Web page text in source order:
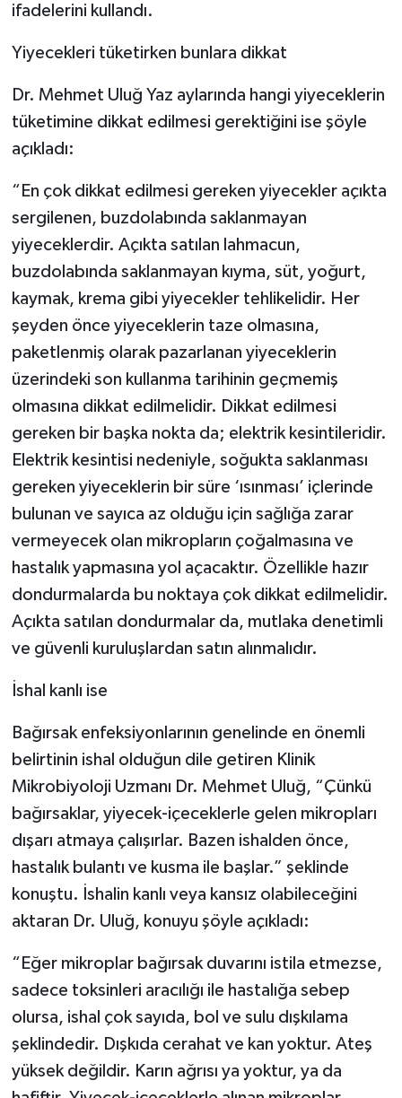
ifadelerini kullandı.
Yiyecekleri tüketirken bunlara dikkat
Dr. Mehmet Uluğ Yaz aylarında hangi yiyeceklerin
tüketimine dikkat edilmesi gerektiğini ise şöyle
açıkladı:
“En çok dikkat edilmesi gereken yiyecekler açıkta
sergilenen, buzdolabında saklanmayan
yiyeceklerdir. Açıkta satılan lahmacun,
buzdolabında saklanmayan kıyma, süt, yoğurt,
kaymak, krema gibi yiyecekler tehlikelidir. Her
şeyden önce yiyeceklerin taze olmasına,
paketlenmiş olarak pazarlanan yiyeceklerin
üzerindeki son kullanma tarihinin geçmemiş
olmasına dikkat edilmelidir. Dikkat edilmesi
gereken bir başka nokta da; elektrik kesintileridir.
Elektrik kesintisi nedeniyle, soğukta saklanması
gereken yiyeceklerin bir süre ‘ısınması’ içlerinde
bulunan ve sayıca az olduğu için sağlığa zarar
vermeyecek olan mikropların çoğalmasına ve
hastalık yapmasına yol açacaktır. Özellikle hazır
dondurmalarda bu noktaya çok dikkat edilmelidir.
Açıkta satılan dondurmalar da, mutlaka denetimli
ve güvenli kuruluşlardan satın alınmalıdır.
İshal kanlı ise
Bağırsak enfeksiyonlarının genelinde en önemli
belirtinin ishal olduğun dile getiren Klinik
Mikrobiyoloji Uzmanı Dr. Mehmet Uluğ, “Çünkü
bağırsaklar, yiyecek-içeceklerle gelen mikropları
dışarı atmaya çalışırlar. Bazen ishalden önce,
hastalık bulantı ve kusma ile başlar.” şeklinde
konuştu. İshalin kanlı veya kansız olabileceğini
aktaran Dr. Uluğ, konuyu şöyle açıkladı:
“Eğer mikroplar bağırsak duvarını istila etmezse,
sadece toksinleri aracılığı ile hastalığa sebep
olursa, ishal çok sayıda, bol ve sulu dışkılama
şeklindedir. Dışkıda cerahat ve kan yoktur. Ateş
yüksek değildir. Karın ağrısı ya yoktur, ya da